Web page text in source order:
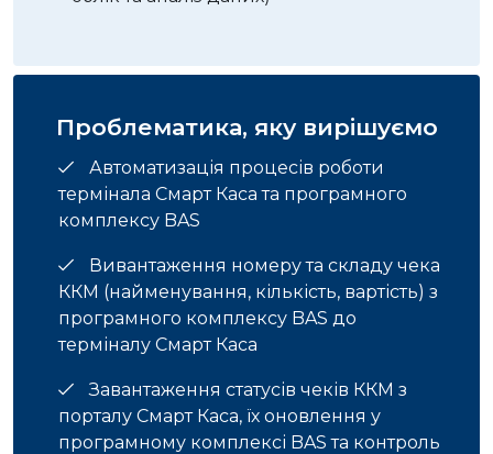
Проблематика, яку вирішуємо
Автоматизація процесів роботи
термінала Смарт Каса та програмного
комплексу BAS
Вивантаження номеру та складу чека
ККМ (найменування, кількість, вартість) з
програмного комплексу BAS до
терміналу Смарт Каса
Завантаження статусів чеків ККМ з
порталу Смарт Каса, їх оновлення у
програмному комплексі BAS та контроль